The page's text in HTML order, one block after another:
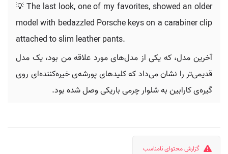
💡 The last look, one of my favorites, showed an older
model with bedazzled Porsche keys on a carabiner clip
attached to slim leather pants.
آخرین مدل، که یکی از مدل‌های مورد علاقه من بود، یک مدل
قدیمی‌تر را نشان می‌داد که کلیدهای پورشه‌ی خیره‌کننده‌ای روی
گیره‌ی کارابین به شلوار چرمی باریکی وصل شده بود.
گزارش محتوای نامناسب